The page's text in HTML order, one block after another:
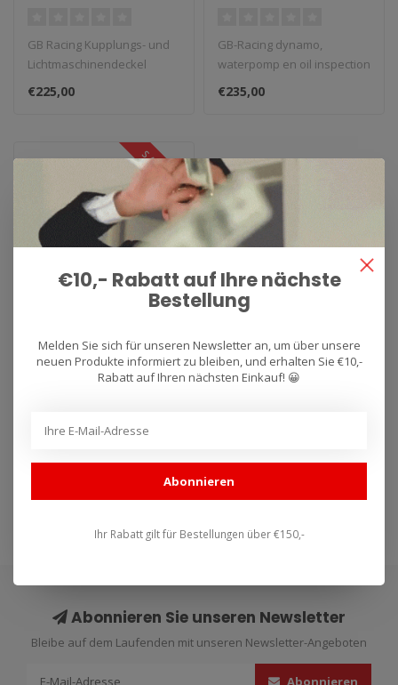
GB Racing Kupplungs- und
Lichtmaschinendeckel
Ducati 959 Panigale '16-..
€225,00
GB-Racing dynamo,
waterpomp en oil inspection
cover Ducati 1198...
€235,00
SALE -10%
Kupplung,
Lichtmaschine,
Wasserpumpe und
2008-.
GB-Racing Kupplung,
Wasserpumpe und Deckel
Abonnieren Sie unseren Newsletter
Bleibe auf dem Laufenden mit unseren Newsletter-Angeboten
Abonnieren
€10,- Rabatt auf Ihre nächste
Bestellung
Melden Sie sich für unseren Newsletter an, um über unsere
neuen Produkte informiert zu bleiben, und erhalten Sie €10,-
Rabatt auf Ihren nächsten Einkauf! 😀
Abonnieren
Ihr Rabatt gilt für Bestellungen über €150,-